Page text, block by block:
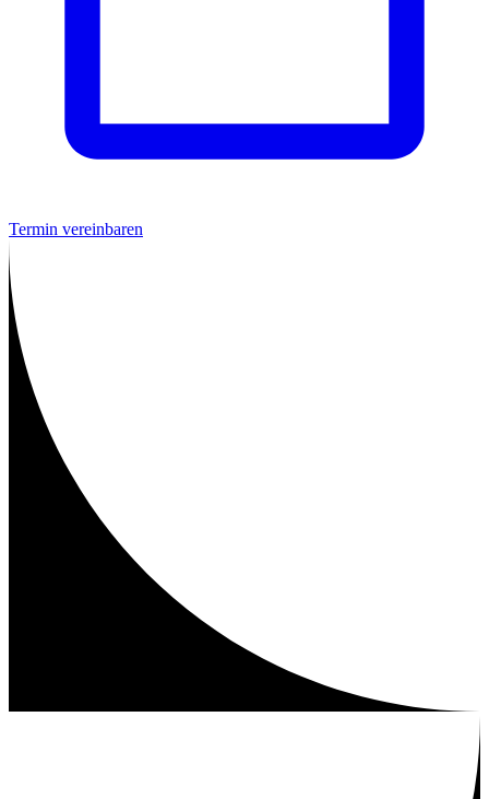
Termin vereinbaren